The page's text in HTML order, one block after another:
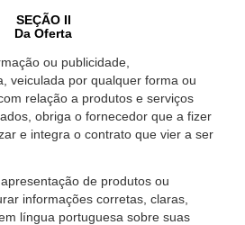
SEÇÃO II
Da Oferta
ou publicidade,
veiculada por qualquer forma ou
relação a produtos e serviços
obriga o fornecedor que a fizer
e integra o contrato que vier a ser
de produtos ou
informações corretas, claras,
língua portuguesa sobre suas